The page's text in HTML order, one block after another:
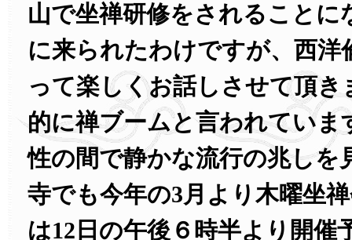
山で坐禅研修をされることに
に来られたわけですが、西洋
って楽しくお話しさせて頂き
的に禅ブームと言われていま
性の間で静かな流行の兆しを
寺でも今年の3月より木曜坐
は12日の午後６時半より開催